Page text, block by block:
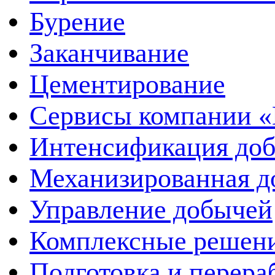
Бурение
Заканчивание
Цементирование
Сервисы компании
Интенсификация
Механизированная
Управление добычей
Комплексные